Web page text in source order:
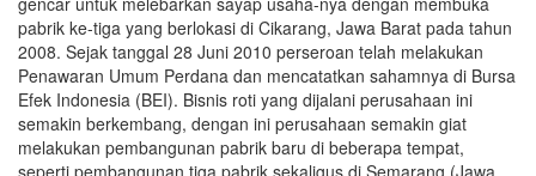
pabrik ke-tiga yang berlokasi di Cikarang, Jawa Barat pada tahun
2008. Sejak tanggal 28 Juni 2010 perseroan telah melakukan
Penawaran Umum Perdana dan mencatatkan sahamnya di Bursa
Efek Indonesia (BEI). Bisnis roti yang dijalani perusahaan ini
semakin berkembang, dengan ini perusahaan semakin giat
melakukan pembangunan pabrik baru di beberapa tempat,
seperti pembangunan tiga pabrik sekaligus di Semarang (Jawa